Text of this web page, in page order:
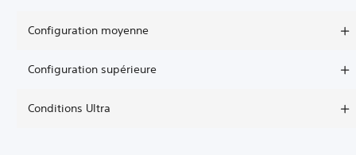
Configuration moyenne
Configuration supérieure
Conditions Ultra